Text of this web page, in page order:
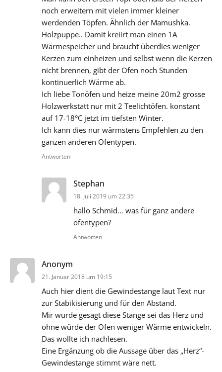
noch erweitern mit vielen immer kleiner
werdenden Töpfen. Ähnlich der Mamushka.
Holzpuppe.. Damit kreiirt man einen 1A
Wärmespeicher und braucht überdies weniger
Kerzen zum einheizen und selbst wenn die Kerzen
nicht brennen, gibt der Ofen noch Stunden
kontinuerlich Wärme ab.
Ich liebe Tonöfen und heize meine 20m2 grosse
Holzwerkstatt nur mit 2 Teelichtöfen. konstant
auf 17-18°C jetzt im tiefsten Winter.
Ich kann dies nur wärmstens Empfehlen zu den
ganzen anderen Ofentypen.
Antworten
Stephan
18. Juli 2019 um 22:35
hallo Schmid… was für ganz andere
ofentypen?
Antworten
Anonym
21. Januar 2018 um 19:15
Auch hier dient die Gewindestange laut Text nur
zur Stabikisierung und für den Abstand.
Mir wurde gesagt diese Stange sei das Herz und
ohne würde der Ofen weniger Wärme entwickeln.
Das wollte ich nachlesen.
Eine Ergänzung ob die Aussage über das „Herz“-
Gewindestange stimmt wäre nett.